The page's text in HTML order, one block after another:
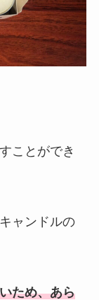
ことができ
ャンドルの
ため、あら